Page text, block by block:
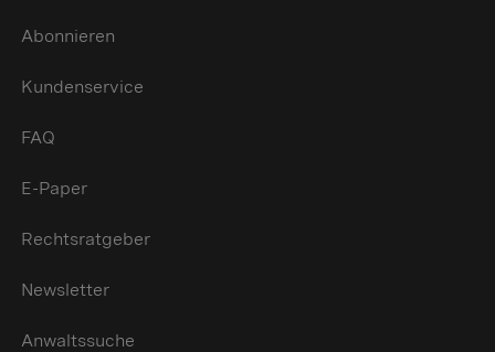
Abonnieren
Kundenservice
FAQ
E-Paper
Rechtsratgeber
Newsletter
Anwaltssuche